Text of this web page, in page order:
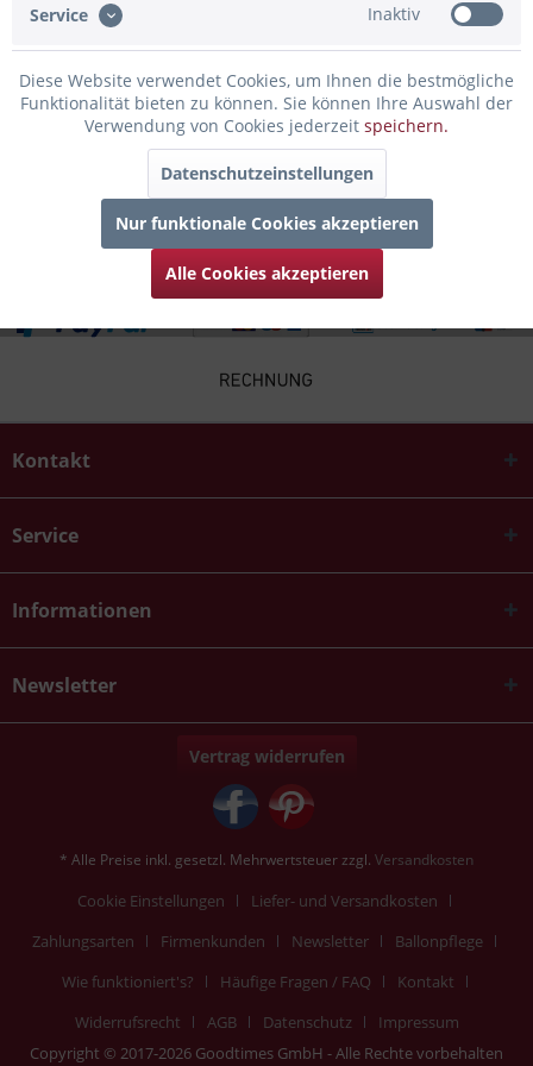
Infos zum Hersteller
Folgende Infos zum Hersteller sind verfübar......mehr
Kunden kauften auch
Kunden haben sich ebenfalls angesehen
Kontakt
Service
Informationen
Newsletter
Vertrag widerrufen
* Alle Preise inkl. gesetzl. Mehrwertsteuer zzgl. Versandkosten
Cookie Einstellungen
Liefer- und Versandkosten
Zahlungsarten
Firmenkunden Newsletter
Ballonpflege
Wie funktioniert's?
Häufige Fragen / FAQ
Kontakt
Widerrufsrecht
AGB Datenschutz
Impressum
Copyright © 2017-2026 Goodtimes GmbH - Alle Rechte vorbehalten
Service Inaktiv
Diese Website verwendet Cookies, um Ihnen die bestmögliche
Funktionalität bieten zu können. Sie können Ihre Auswahl der
Verwendung von Cookies jederzeit speichern.
Datenschutzeinstellungen
Nur funktionale Cookies akzeptieren
Alle Cookies akzeptieren